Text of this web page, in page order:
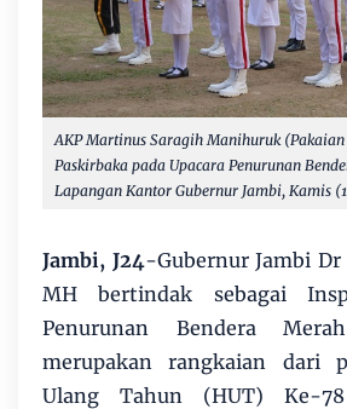
AKP Martinus Saragih Manihuruk
Paskirbaka pada Upacara Penurunan
Lapangan Kantor Gubernur Jambi, Kamis
Jambi, J24-Gubernur Jambi Dr
MH bertindak sebagai
Penurunan Bendera
merupakan rangkaian dari
Ulang Tahun (HUT) Ke-78